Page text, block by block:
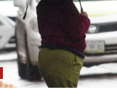
México Sub-20
avanza a la final
Concacaf